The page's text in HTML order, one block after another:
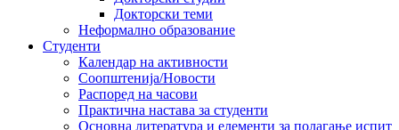
Докторски теми
Неформално образование
Студенти
Календар на активности
Соопштенија/Новости
Распоред на часови
Практична настава за студенти
Основна литература и елементи за полагање испит